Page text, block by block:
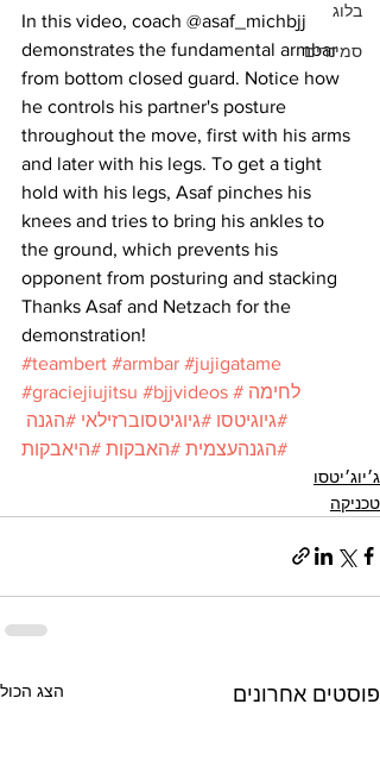
בלוג
סמינרים
In this video, coach @asaf_michbjj
demonstrates the fundamental armbar
from bottom closed guard. Notice how
he controls his partner's posture
throughout the move, first with his arms
and later with his legs. To get a tight
hold with his legs, Asaf pinches his
knees and tries to bring his ankles to
the ground, which prevents his
opponent from posturing and stacking
Thanks Asaf and Netzach for the
demonstration!
#teambert #armbar #jujigatame
#graciejiujitsu #bjjvideos
#לחימה
#גיוגיטסו #גיוגיטסוברזילאי #הגנה
#הגנהעצמית #האבקות #היאבקות
ג׳יוג׳יטסו
טכניקה
פוסטים אחרונים הצג הכול